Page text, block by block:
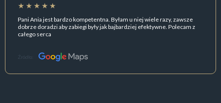
Pani Ania jest bardzo kompetentna. Byłam u niej wiele razy, zawsze
dobrze doradzi aby zabiegi były jak bajbardziej efektywne. Polecam z
całego serca
Źródło: